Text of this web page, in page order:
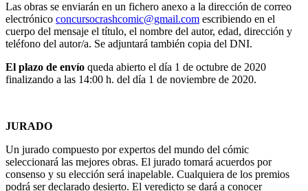
Las obras se enviarán en un fichero anexo a la dirección de correo
electrónico concursocrashcomic@gmail.com escribiendo en el
cuerpo del mensaje el título, el nombre del autor, edad, dirección y
teléfono del autor/a. Se adjuntará también copia del DNI.
El plazo de envío queda abierto el día 1 de octubre de 2020
finalizando a las 14:00 h. del día 1 de noviembre de 2020.
JURADO
Un jurado compuesto por expertos del mundo del cómic
seleccionará las mejores obras. El jurado tomará acuerdos por
consenso y su elección será inapelable. Cualquiera de los premios
podrá ser declarado desierto. El veredicto se dará a conocer